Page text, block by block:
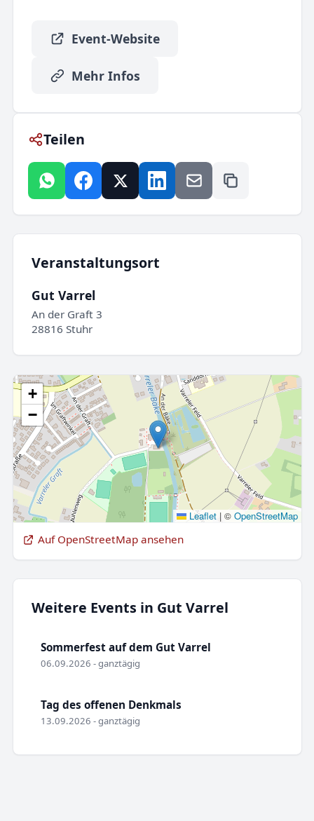
Event-Website
Mehr Infos
Teilen
Veranstaltungsort
Gut Varrel
An der Graft 3
28816 Stuhr
+
−
Leaflet |© OpenStreetMap
Auf OpenStreetMap ansehen
Weitere Events in Gut Varrel
Sommerfest auf dem Gut Varrel
06.09.2026 - ganztägig
Tag des offenen Denkmals
13.09.2026 - ganztägig